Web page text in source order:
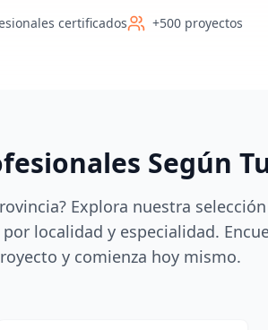
certificados +500 proyectos
Según
Explora nuestra
localidad y especialidad.
y comienza hoy mismo.